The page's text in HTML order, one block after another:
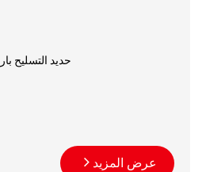
حديد التسليح بار
عرض المزيد